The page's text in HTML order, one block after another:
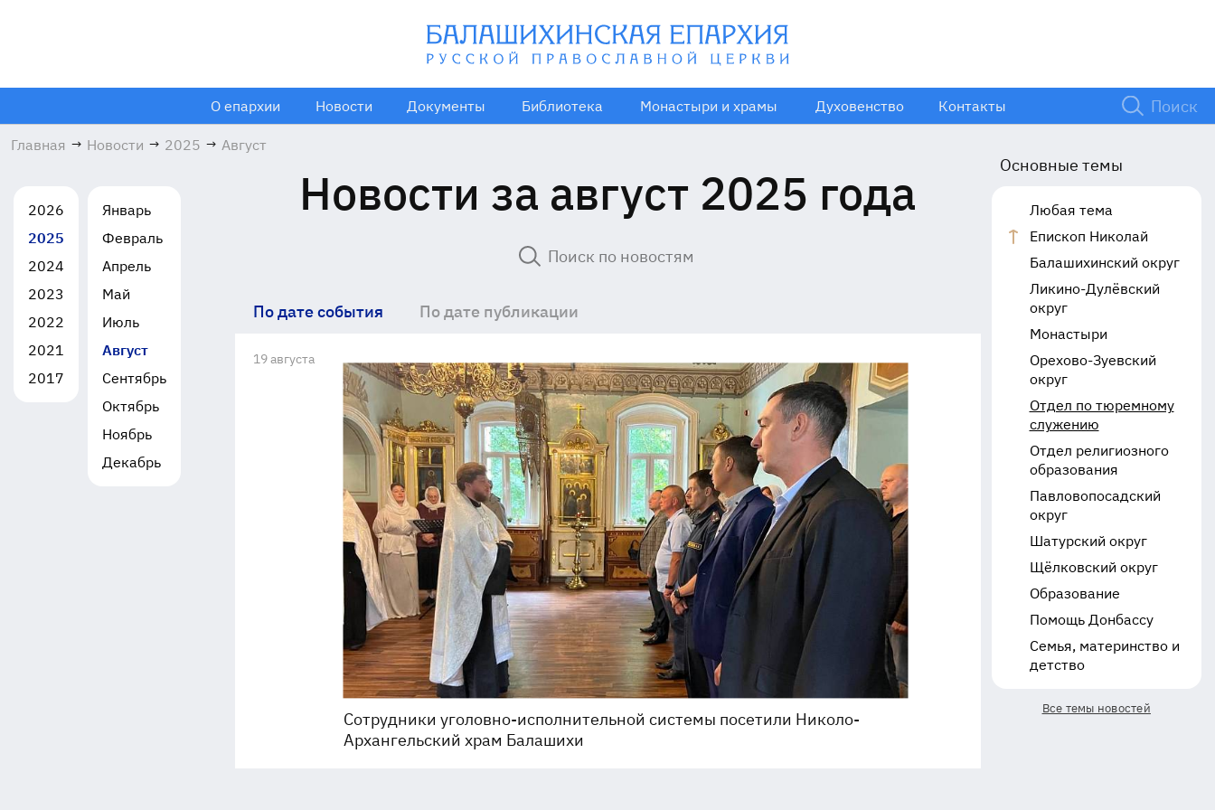
О епархии Новости Документы Библиотека Монастыри и храмы Духовенство Контакты
Главная → Новости → 2025 → Август
2026
2025
2024
2023
2022
2021
2017
Январь
Февраль
Апрель
Май
Июль
Август
Сентябрь
Октябрь
Ноябрь
Декабрь
Новости за август 2025 года
По дате события По дате публикации
19 августа
Сотрудники уголовно-исполнительной системы посетили Николо-
Архангельский храм Балашихи
Основные темы
Любая тема
Епископ Николай
Балашихинский округ
Ликино-Дулёвский
округ
Монастыри
Орехово-Зуевский
округ
Отдел по тюремному
служению
Отдел религиозного
образования
Павловопосадский
округ
Шатурский округ
Щёлковский округ
Образование
Помощь Донбассу
Семья, материнство и
детство
Все темы новостей